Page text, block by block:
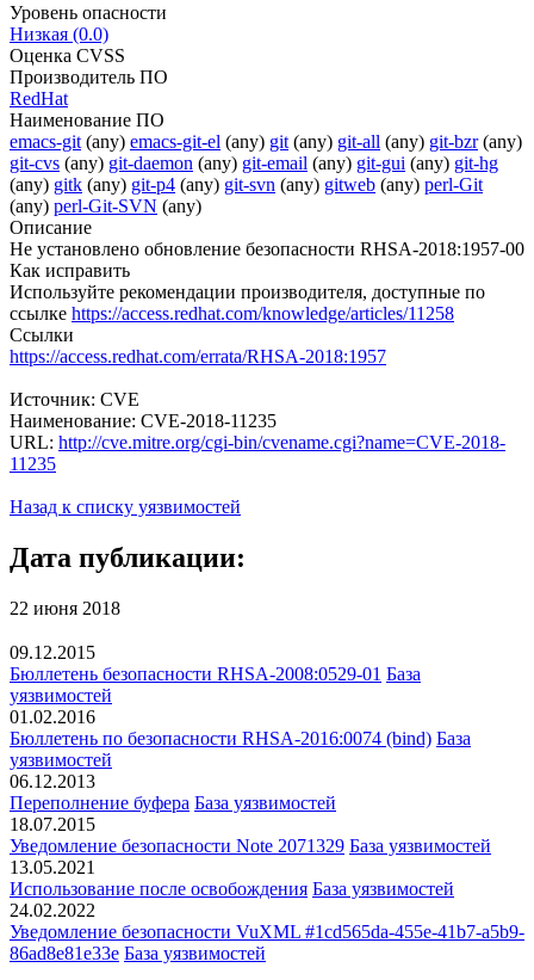
Уровень опасности
Низкая (0.0)
Оценка CVSS
Производитель ПО
RedHat
Наименование ПО
emacs-git (any) emacs-git-el (any) git (any) git-all (any) git-bzr(any)
git-cvs (any) git-daemon (any) git-email (any) git-gui (any) git-hg
(any) gitk (any) git-p4 (any) git-svn (any) gitweb (any) perl-Git
(any) perl-Git-SVN (any)
Описание
Не установлено обновление безопасности RHSA-2018:1957-00
Как исправить
Используйте рекомендации производителя, доступные по
ссылке https://access.redhat.com/knowledge/articles/11258
Ссылки
https://access.redhat.com/errata/RHSA-2018:1957
Источник: CVE
Наименование: CVE-2018-11235
URL: http://cve.mitre.org/cgi-bin/cvename.cgi?name=CVE-2018-
11235
Назад к списку уязвимостей
Дата публикации:
22 июня 2018
09.12.2015
Бюллетень безопасности RHSA-2008:0529-01 База
уязвимостей
01.02.2016
Бюллетень по безопасности RHSA-2016:0074 (bind) База
уязвимостей
06.12.2013
Переполнение буфера База уязвимостей
18.07.2015
Уведомление безопасности Note 2071329 База уязвимостей
13.05.2021
Использование после освобождения База уязвимостей
24.02.2022
Уведомление безопасности VuXML #1cd565da-455e-41b7-a5b9-
86ad8e81e33e База уязвимостей